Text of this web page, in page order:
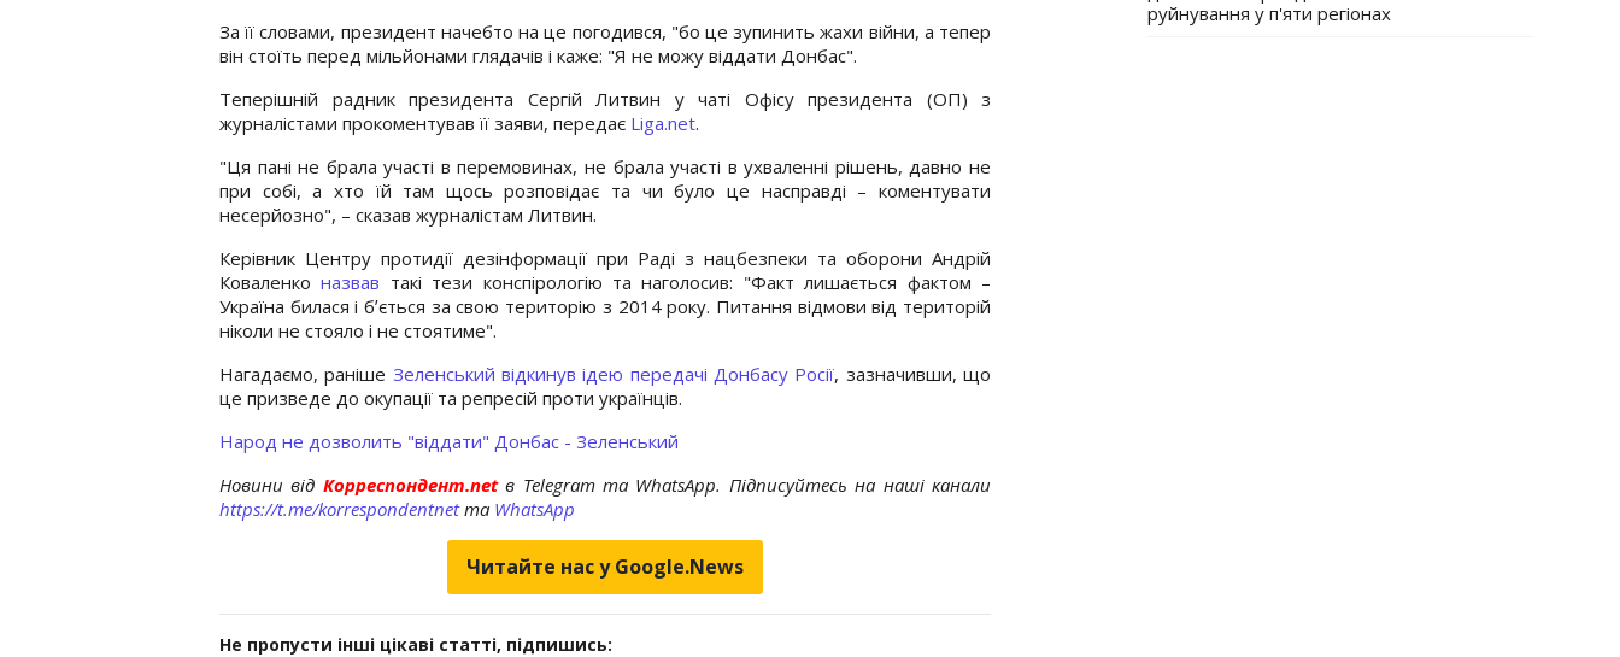
За її словами, президент начебто на це погодився, "бо це зупинить жахи війни, а тепер
він стоїть перед мільйонами глядачів і каже: "Я не можу віддати Донбас".
Теперішній радник президента Сергій Литвин у чаті Офісу президента (ОП) з
журналістами прокоментував її заяви, передає Liga.net.
"Ця пані не брала участі в перемовинах, не брала участі в ухваленні рішень, давно не
при собі, а хто їй там щось розповідає та чи було це насправді – коментувати
несерйозно", – сказав журналістам Литвин.
Керівник Центру протидії дезінформації при Раді з нацбезпеки та оборони Андрій
Коваленконазвав такі тези конспірологію та наголосив: "Факт лишається фактом –
Україна билася і бʼється за свою територію з 2014 року. Питання відмови від територій
ніколи не стояло і не стоятиме".
Нагадаємо, раніше Зеленський відкинув ідею передачі Донбасу Росії, зазначивши, що
це призведе до окупації та репресій проти українців.
Народ не дозволить "віддати" Донбас - Зеленський
Новини від Корреспондент.netв Telegram та WhatsApp. Підписуйтесь на наші канали
https://t.me/korrespondentnetта WhatsApp
Читайте нас у Google.News
Не пропусти інші цікаві статті, підпишись:
руйнування у п'яти регіонах